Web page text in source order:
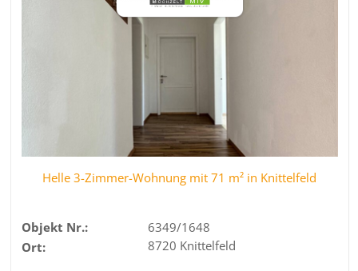
Helle 3-Zimmer-Wohnung mit 71 m² in Knittelfeld
Objekt Nr.:
6349/1648
Ort:
8720 Knittelfeld